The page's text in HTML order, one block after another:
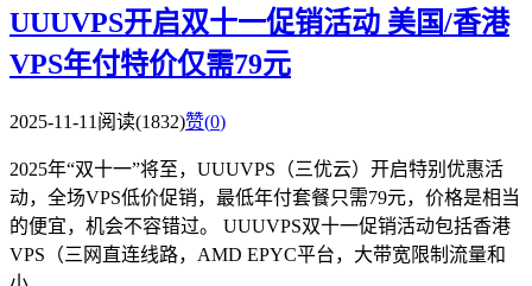
UUUVPS开启双十一促销活动 美国/香港
VPS年付特价仅需79元
2025-11-11 阅读(1832)赞(0)
2025年“双十一”将至，UUUVPS（三优云）开启特别优惠活
动，全场VPS低价促销，最低年付套餐只需79元，价格是相当
的便宜，机会不容错过。 UUUVPS双十一促销活动包括香港
VPS（三网直连线路，AMD EPYC平台，大带宽限制流量和